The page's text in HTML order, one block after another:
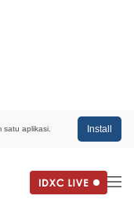
aplikasi. Install